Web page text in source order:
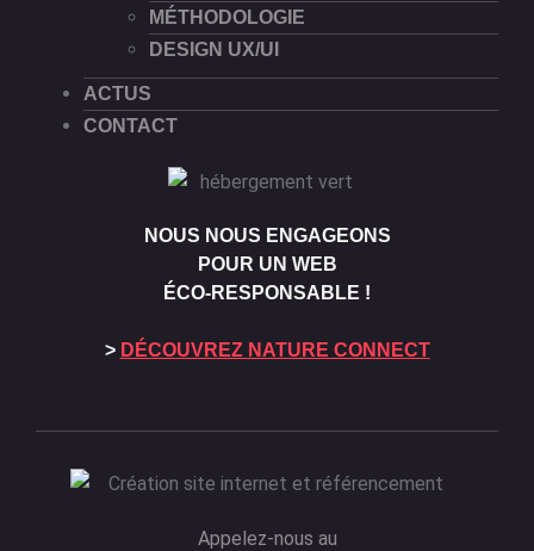
MÉTHODOLOGIE
DESIGN UX/UI
ACTUS
CONTACT
NOUS NOUS ENGAGEONS
POUR UN WEB
ÉCO-RESPONSABLE !
> DÉCOUVREZ NATURE CONNECT
Appelez-nous au